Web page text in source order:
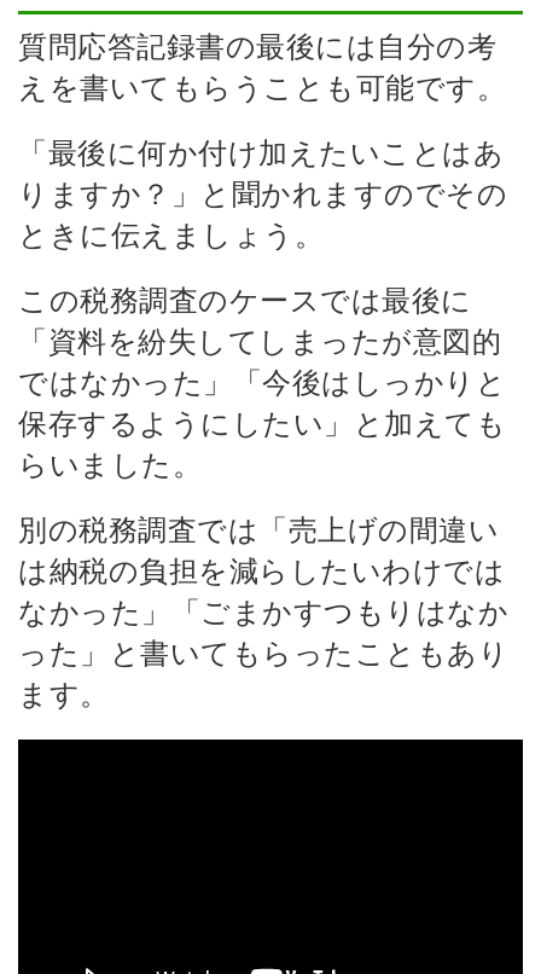
質問応答記録書の最後には自分の考
えを書いてもらうことも可能です。
「最後に何か付け加えたいことはあ
りますか？」と聞かれますのでその
ときに伝えましょう。
この税務調査のケースでは最後に
「資料を紛失してしまったが意図的
ではなかった」「今後はしっかりと
保存するようにしたい」と加えても
らいました。
別の税務調査では「売上げの間違い
は納税の負担を減らしたいわけでは
なかった」「ごまかすつもりはなか
った」と書いてもらったこともあり
ます。